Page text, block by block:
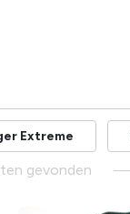
Extreme
gevonden